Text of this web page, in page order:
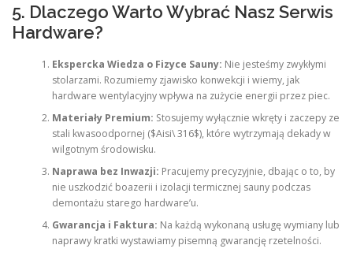
5. Dlaczego Warto Wybrać Nasz Serwis
Hardware?
Ekspercka Wiedza o Fizyce Sauny: Nie jesteśmy zwykłymi
stolarzami. Rozumiemy zjawisko konwekcji i wiemy, jak
hardware wentylacyjny wpływa na zużycie energii przez piec.
Materiały Premium: Stosujemy wyłącznie wkręty i zaczepy ze
stali kwasoodpornej ($Aisi\ 316$), które wytrzymają dekady w
wilgotnym środowisku.
Naprawa bez Inwazji: Pracujemy precyzyjnie, dbając o to, by
nie uszkodzić boazerii i izolacji termicznej sauny podczas
demontażu starego hardware’u.
Gwarancja i Faktura: Na każdą wykonaną usługę wymiany lub
naprawy kratki wystawiamy pisemną gwarancję rzetelności.